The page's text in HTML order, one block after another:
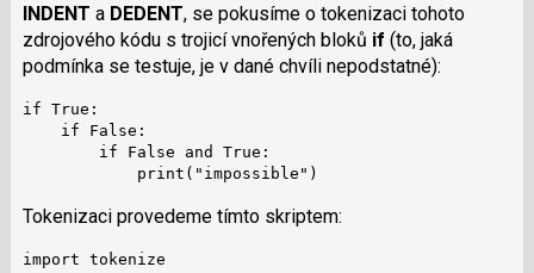
INDENT a DEDENT, se pokusíme o tokenizaci tohoto
zdrojového kódu s trojicí vnořených bloků if (to, jaká
podmínka se testuje, je v dané chvíli nepodstatné):
if True:
    if False:
        if False and True:
            print("impossible")
Tokenizaci provedeme tímto skriptem:
import tokenize